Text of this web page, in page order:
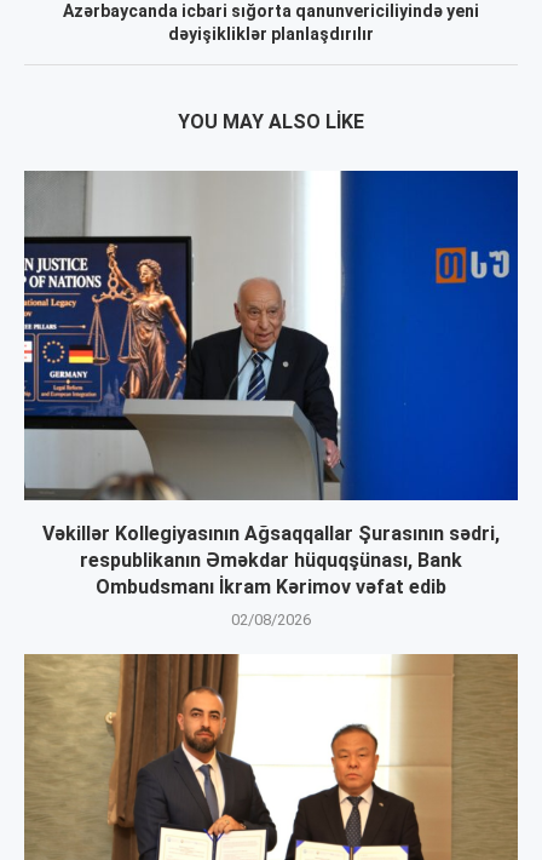
Azərbaycanda icbari sığorta qanunvericiliyində yeni
dəyişikliklər planlaşdırılır
YOU MAY ALSO LIKE
Vəkillər Kollegiyasının Ağsaqqallar Şurasının sədri,
respublikanın Əməkdar hüquqşünası, Bank
Ombudsmanı İkram Kərimov vəfat edib
02/08/2026